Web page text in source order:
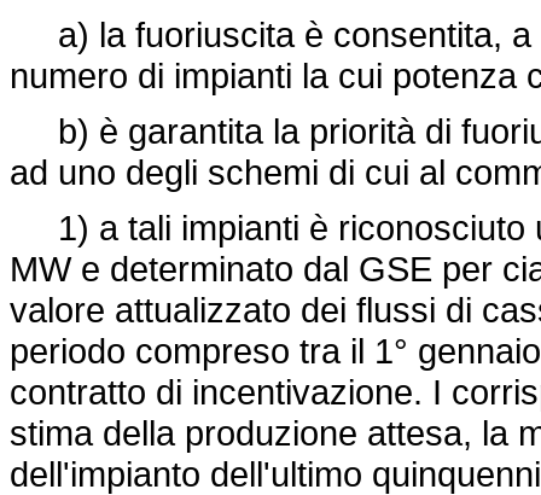
a) la fuoriuscita è consentita, a
numero di impianti la cui potenza
b) è garantita la priorità di
ad uno degli schemi di cui al
1) a tali impianti è riconosciuto
MW e determinato dal GSE per
valore attualizzato dei flussi di
periodo compreso tra il 1°
contratto di incentivazione. I
stima della produzione attesa, la
dell'impianto dell'ultimo